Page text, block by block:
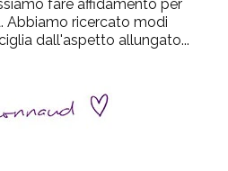
fare affidamento per
Abbiamo ricercato modi
dall'aspetto allungato...